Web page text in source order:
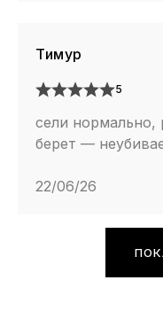
Тимур
5
сели нормально,
берет —
22/06/26